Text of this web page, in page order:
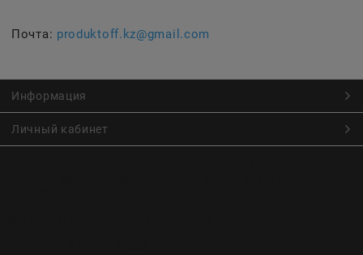
Почта: produktoff.kz@gmail.com
Информация
Личный кабинет